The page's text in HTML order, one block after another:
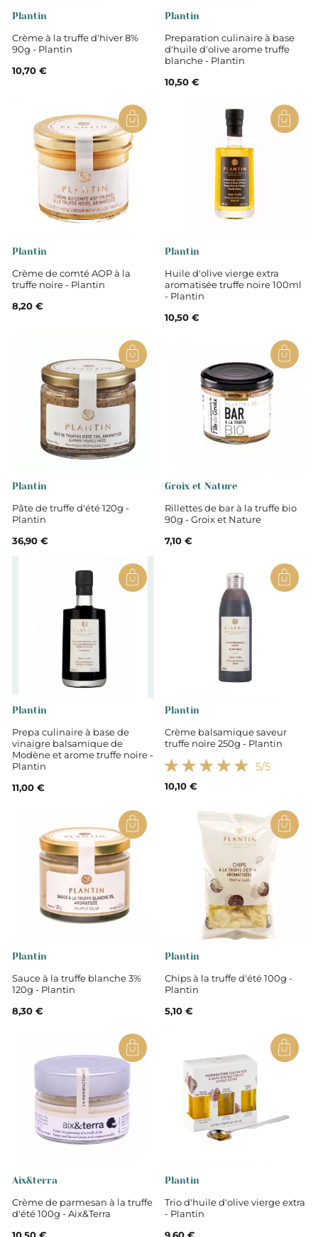
Plantin
Crème à la truffe d'hiver 8%
90g - Plantin
10,70 €
Plantin
Preparation culinaire à base
d'huile d'olive arome truffe
blanche - Plantin
10,50 €
Plantin
Crème de comté AOP à la
truffe noire - Plantin
8,20 €
Plantin
Huile d'olive vierge extra
aromatisée truffe noire 100ml
- Plantin
10,50 €
Plantin
Pâte de truffe d'été 120g -
Plantin
36,90 €
Groix et Nature
Rillettes de bar à la truffe bio
90g - Groix et Nature
7,10 €
Plantin
Prepa culinaire à base de
vinaigre balsamique de
Modène et arome truffe noire -
Plantin
11,00 €
Plantin
Crème balsamique saveur
truffe noire 250g - Plantin
5/5
10,10 €
Plantin
Sauce à la truffe blanche 3%
120g - Plantin
8,30 €
Plantin
Chips à la truffe d'été 100g -
Plantin
5,10 €
Aix&terra
Crème de parmesan à la truffe
d'été 100g - Aix&Terra
10,50 €
Plantin
Trio d'huile d'olive vierge extra
- Plantin
9,60 €